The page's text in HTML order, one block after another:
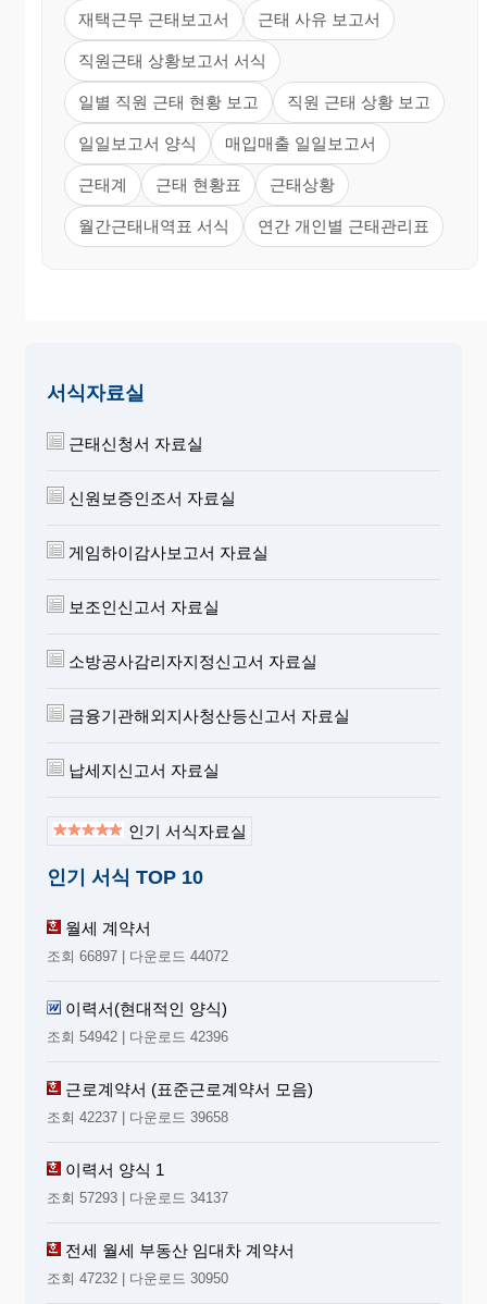
재택근무 근태보고서 근태 사유 보고서
직원근태 상황보고서 서식
일별 직원 근태 현황 보고 직원 근태 상황 보고
일일보고서 양식 매입매출 일일보고서
근태계 근태 현황표 근태상황
월간근태내역표 서식 연간 개인별 근태관리표
서식자료실
근태신청서 자료실
신원보증인조서 자료실
게임하이감사보고서 자료실
보조인신고서 자료실
소방공사감리자지정신고서 자료실
금융기관해외지사청산등신고서 자료실
납세지신고서 자료실
인기 서식자료실
인기 서식 TOP 10
월세 계약서
조회 66897 | 다운로드 44072
이력서(현대적인 양식)
조회 54942 | 다운로드 42396
근로계약서 (표준근로계약서 모음)
조회 42237 | 다운로드 39658
이력서 양식 1
조회 57293 | 다운로드 34137
전세 월세 부동산 임대차 계약서
조회 47232 | 다운로드 30950